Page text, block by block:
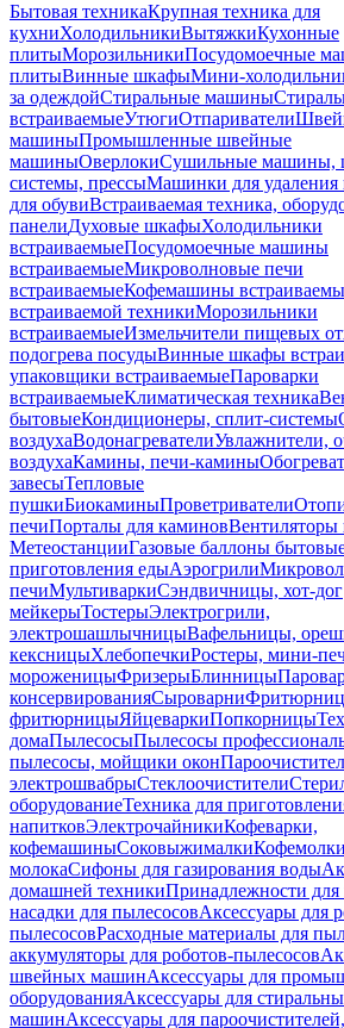
Бытовая техникаКрупная техника для
кухниХолодильникиВытяжкиКухонные
плитыМорозильникиПосудомоечные
плитыВинные шкафыМини-
за одеждойСтиральные машины
встраиваемыеУтюгиОтпариватели
машиныПромышленные швейные
машиныОверлокиСушильные машины,
системы, прессыМашинки для удаления
для обувиВстраиваемая техника,
панелиДуховые шкафыХолодильники
встраиваемыеПосудомоечные машины
встраиваемыеМикроволновые печи
встраиваемыеКофемашины
встраиваемой техникиМорозильники
встраиваемыеИзмельчители пищевых
подогрева посудыВинные шкафы
упаковщики встраиваемыеПароварки
встраиваемыеКлиматическая техника
бытовыеКондиционеры, сплит-системы
воздухаВодонагревателиУвлажнители,
воздухаКамины, печи-камины
завесыТепловые
пушкиБиокаминыПроветриватели
печиПорталы для каминов
МетеостанцииГазовые баллоны
приготовления едыАэрогрили
печиМультиваркиСэндвичницы, хот-дог
мейкерыТостерыЭлектрогрили,
электрошашлычницыВафельницы,
кексницыХлебопечкиРостеры, мини-
мороженицыФризерыБлинницы
консервированияСыроварни
фритюрницыЯйцеваркиПопкорницы
домаПылесосыПылесосы
пылесосы, мойщики окон
электрошвабрыСтеклоочистители
оборудованиеТехника для
напитковЭлектрочайникиКофеварки,
кофемашиныСоковыжималкиКофемолки
молокаСифоны для газирования воды
домашней техникиПринадлежности для
насадки для пылесосовАксессуары для
пылесосовРасходные материалы для
аккумуляторы для роботов-пылесосов
швейных машинАксессуары для
оборудованияАксессуары для
машинАксессуары для пароочистителей,